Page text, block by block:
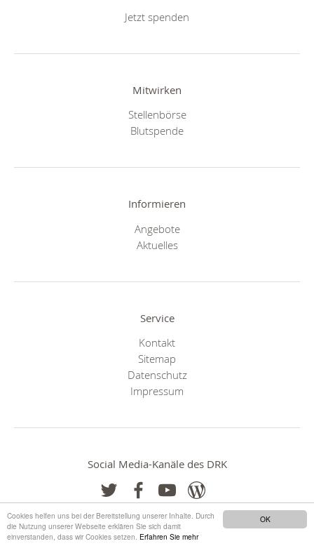
OK
Cookies helfen uns bei der Bereitstellung unserer Inhalte. Durch
die Nutzung unserer Webseite erklären Sie sich damit
einverstanden, dass wir Cookies setzen. Erfahren Sie mehr
Jetzt spenden
Mitwirken
Stellenbörse
Blutspende
Informieren
Angebote
Aktuelles
Service
Kontakt
Sitemap
Datenschutz
Impressum
Social Media-Kanäle des DRK